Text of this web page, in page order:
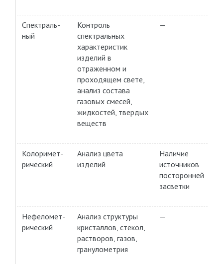
Спектраль-
ный
Контроль
спектральных
характеристик
изделий в
отраженном и
проходящем свете,
анализ состава
газовых смесей,
жидкостей, твердых
веществ
—
Колоримет-
рический
Анализ цвета
изделий
Наличие
источников
посторонней
засветки
Нефеломет-
рический
Анализ структуры
кристаллов, стекол,
растворов, газов,
гранулометрия
—